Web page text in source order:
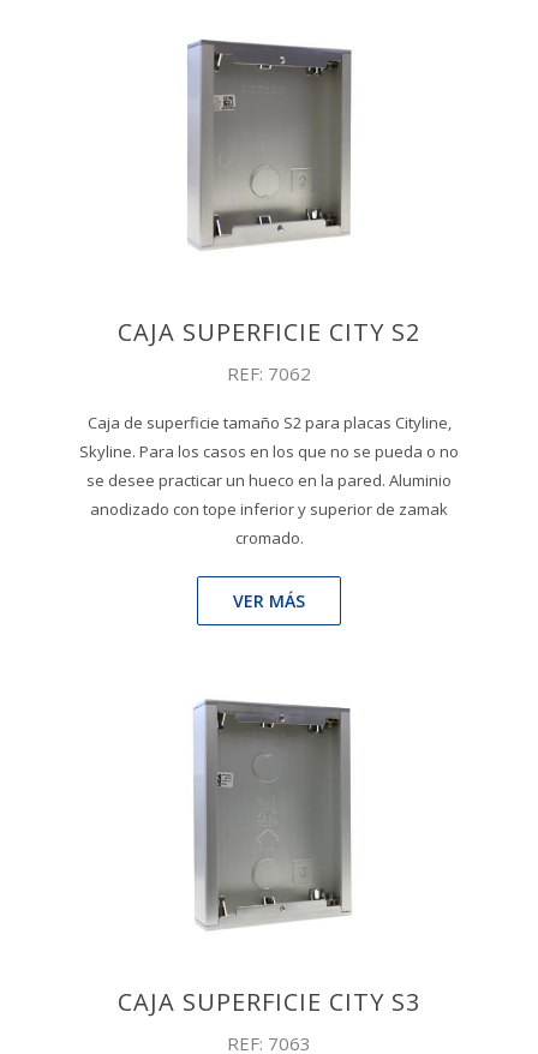
CAJA SUPERFICIE CITY S2
REF: 7062
Caja de superficie tamaño S2 para placas Cityline,
Skyline. Para los casos en los que no se pueda o no
se desee practicar un hueco en la pared. Aluminio
anodizado con tope inferior y superior de zamak
cromado.
VER MÁS
CAJA SUPERFICIE CITY S3
REF: 7063